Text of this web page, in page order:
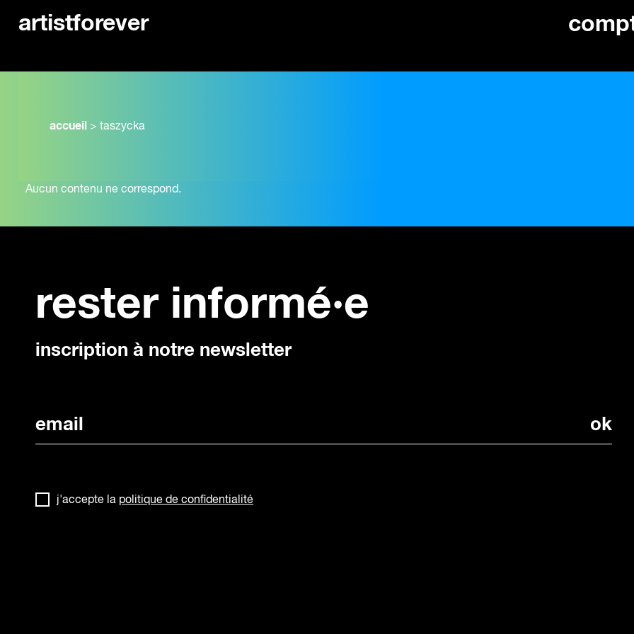
artistforever
accueil > taszycka
Aucun contenu ne correspond.
rester informé·e
inscription à notre newsletter
j'accepte la politique de confidentialité